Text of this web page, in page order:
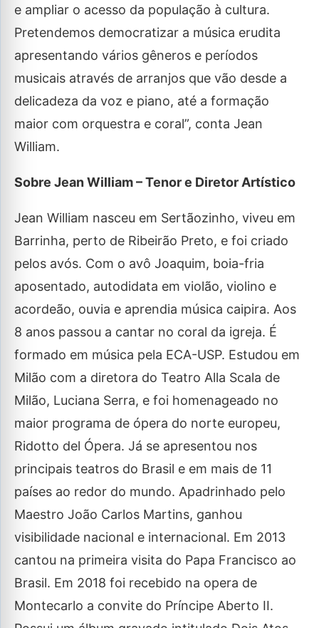
e ampliar o acesso da população à cultura.
Pretendemos democratizar a música erudita
apresentando vários gêneros e períodos
musicais através de arranjos que vão desde a
delicadeza da voz e piano, até a formação
maior com orquestra e coral”, conta Jean
William.
Sobre Jean William – Tenor e Diretor Artístico
Jean William nasceu em Sertãozinho, viveu em
Barrinha, perto de Ribeirão Preto, e foi criado
pelos avós. Com o avô Joaquim, boia-fria
aposentado, autodidata em violão, violino e
acordeão, ouvia e aprendia música caipira. Aos
8 anos passou a cantar no coral da igreja. É
formado em música pela ECA-USP. Estudou em
Milão com a diretora do Teatro Alla Scala de
Milão, Luciana Serra, e foi homenageado no
maior programa de ópera do norte europeu,
Ridotto del Ópera. Já se apresentou nos
principais teatros do Brasil e em mais de 11
países ao redor do mundo. Apadrinhado pelo
Maestro João Carlos Martins, ganhou
visibilidade nacional e internacional. Em 2013
cantou na primeira visita do Papa Francisco ao
Brasil. Em 2018 foi recebido na opera de
Montecarlo a convite do Príncipe Aberto II.